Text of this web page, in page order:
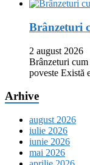
Brânzeturi
2 august 2026
Brânzeturi cum
poveste Există
Arhive
august 2026
iulie 2026
iunie 2026
mai 2026